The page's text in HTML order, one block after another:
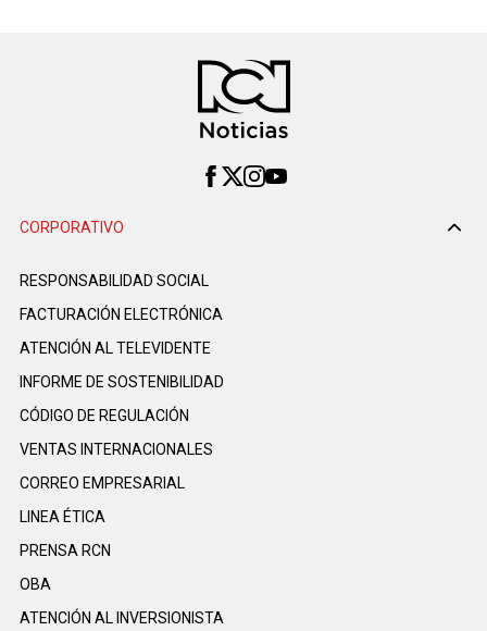
CORPORATIVO
RESPONSABILIDAD SOCIAL
FACTURACIÓN ELECTRÓNICA
ATENCIÓN AL TELEVIDENTE
INFORME DE SOSTENIBILIDAD
CÓDIGO DE REGULACIÓN
VENTAS INTERNACIONALES
CORREO EMPRESARIAL
LINEA ÉTICA
PRENSA RCN
OBA
ATENCIÓN AL INVERSIONISTA